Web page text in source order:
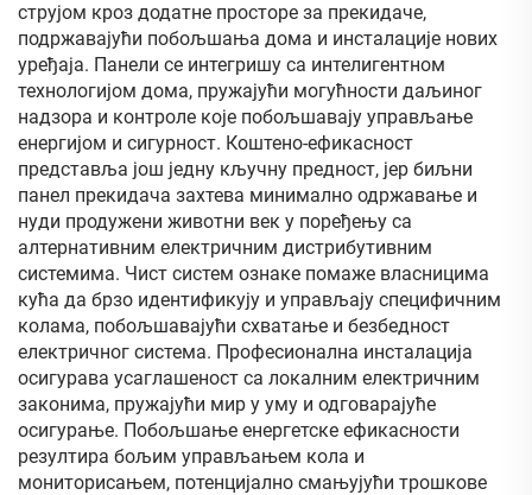
струјом кроз додатне просторе за прекидаче,
подржавајући побољшања дома и инсталације нових
уређаја. Панели се интегришу са интелигентном
технологијом дома, пружајући могућности даљиног
надзора и контроле које побољшавају управљање
енергијом и сигурност. Коштено-ефикасност
представља још једну кључну предност, јер биљни
панел прекидача захтева минимално одржавање и
нуди продужени животни век у поређењу са
алтернативним електричним дистрибутивним
системима. Чист систем ознаке помаже власницима
кућа да брзо идентификују и управљају специфичним
колама, побољшавајући схватање и безбедност
електричног система. Професионална инсталација
осигурава усаглашеност са локалним електричним
законима, пружајући мир у уму и одговарајуће
осигурање. Побољшање енергетске ефикасности
резултира бољим управљањем кола и
мониторисањем, потенцијално смањујући трошкове